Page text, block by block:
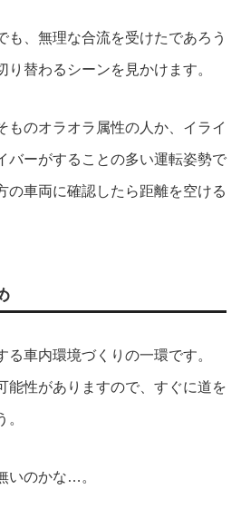
も、無理な合流を受けたであろう
り替わるシーンを見かけます。
ものオラオラ属性の人か、イライ
バーがすることの多い運転姿勢で
の車両に確認したら距離を空ける
る車内環境づくりの一環です。
能性がありますので、すぐに道を
いのかな…。